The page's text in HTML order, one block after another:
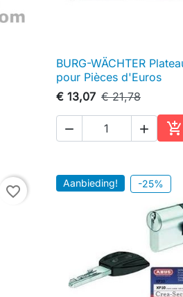
 Snel
BURG-WÄCHTER
pour Pièces d'Euros
€ 13,07 € 21,78
  
favorite_border Aanbieding! -25%